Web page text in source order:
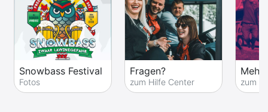
Snowbass Festival
Fotos
Fragen?
zum Hilfe Center
Mehr
zum